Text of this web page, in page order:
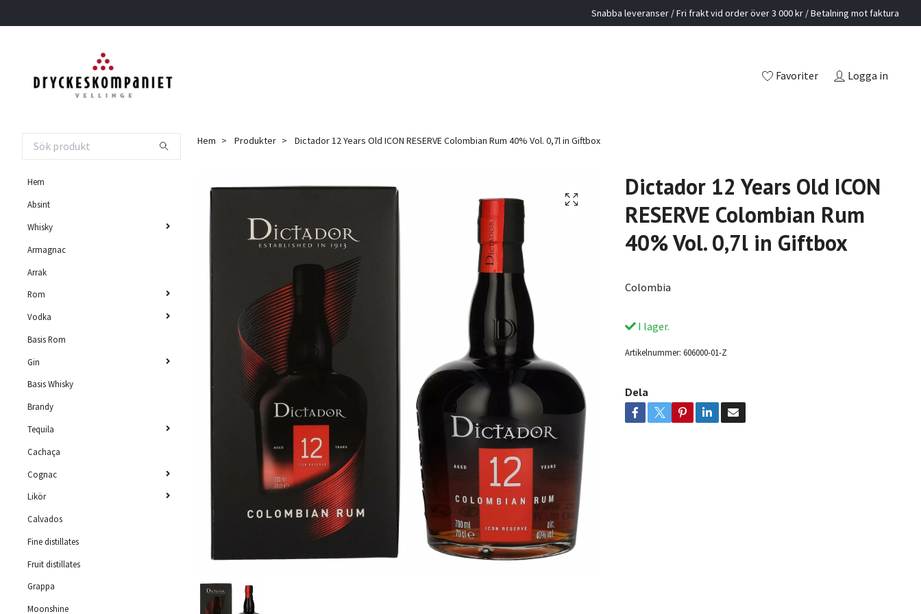
Snabba leveranser / Fri frakt vid order över 3 000 kr / Betalning mot faktura
Favoriter Logga in
Hem
Absint
Whisky
Armagnac
Arrak
Rom
Vodka
Basis Rom
Gin
Basis Whisky
Brandy
Tequila
Cachaça
Cognac
Likör
Calvados
Fine distillates
Fruit distillates
Grappa
Moonshine
Hem Produkter Dictador 12 Years Old ICON RESERVE Colombian Rum 40% Vol. 0,7l in Giftbox
Dictador 12 Years Old ICON
RESERVE Colombian Rum
40% Vol. 0,7l in Giftbox
Colombia
I lager.
Artikelnummer: 606000-01-Z
Dela